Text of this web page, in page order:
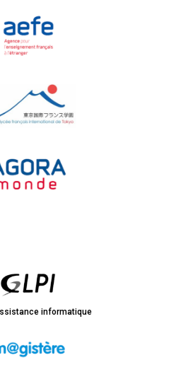
informatique